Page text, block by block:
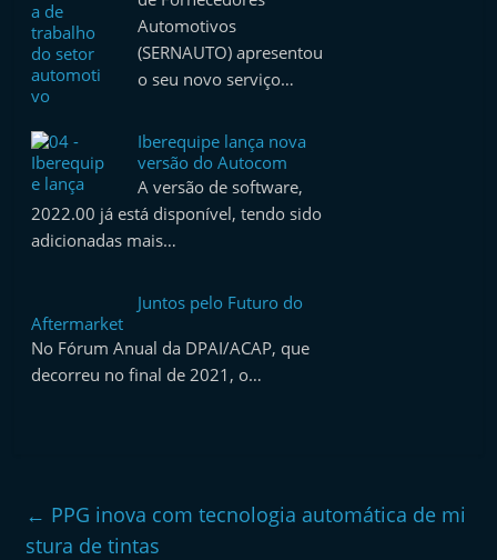
Automotivos
(SERNAUTO) apresentou
o seu novo serviço…
Iberequipe lança nova
versão do Autocom
A versão de software,
2022.00 já está disponível, tendo sido
adicionadas mais…
Juntos pelo Futuro do
Aftermarket
No Fórum Anual da DPAI/ACAP, que
decorreu no final de 2021, o…
← PPG inova com tecnologia automática de mi
stura de tintas